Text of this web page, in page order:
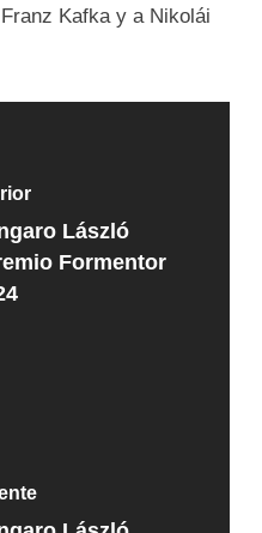
Kafka y a Nikolái
László
Formentor